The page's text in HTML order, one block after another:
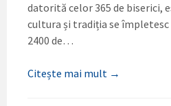
datorită celor 365 de biserici,
cultura și tradiția se
2400 de…
Citește mai mult →